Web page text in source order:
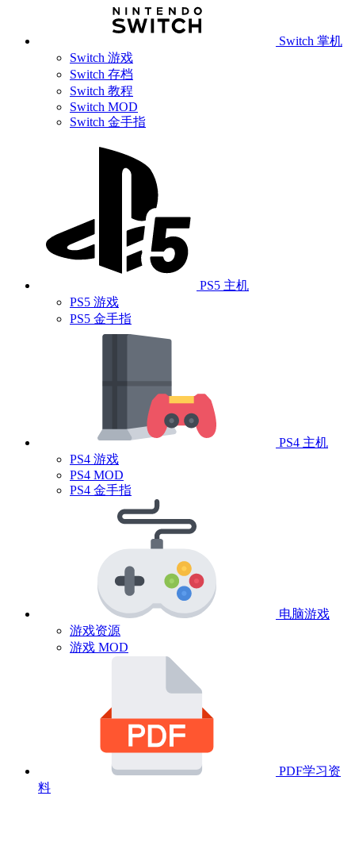
Switch 掌机
Switch 游戏
Switch 存档
Switch 教程
Switch MOD
Switch 金手指
PS5 主机
PS5 游戏
PS5 金手指
PS4 主机
PS4 游戏
PS4 MOD
PS4 金手指
电脑游戏
游戏资源
游戏 MOD
PDF学习资
料